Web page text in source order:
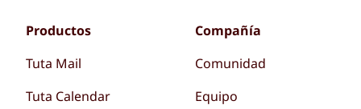
Productos
Tuta Mail
Tuta Calendar
Compañía
Comunidad
Equipo